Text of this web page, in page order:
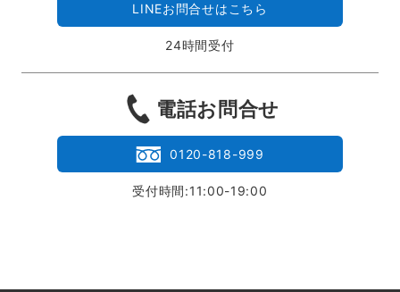
LINEお問合せはこちら
24時間受付
電話お問合せ
0120-818-999
受付時間:11:00-19:00